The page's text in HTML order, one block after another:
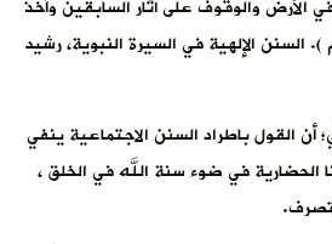
الأرض والوقوف على آثار السابقين وأخذ
السنن الإلهية في السيرة النبوية، رشيد
أن القول باطراد السنن الاجتماعية ينفي
الحضارية في ضوء سنة الله في الخلق ،